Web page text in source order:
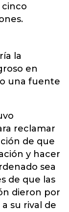
la
en
una fuente
reclamar
de que
y hacer
sea
de que las
dieron por
su rival de